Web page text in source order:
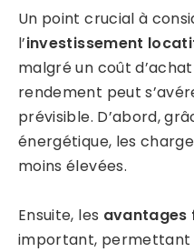
Un point crucial à
l’investissement
malgré un coût
rendement peut
prévisible. D’abord,
énergétique, les
moins élevées.
Ensuite, les avantages
important, permettant